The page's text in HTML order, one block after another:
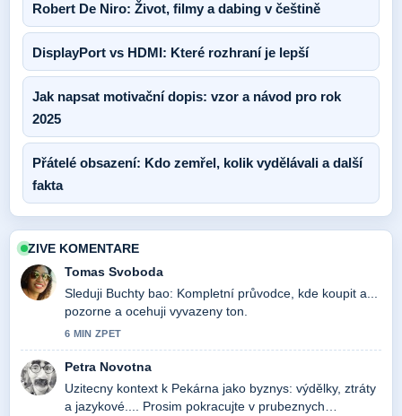
Robert De Niro: Život, filmy a dabing v češtině
DisplayPort vs HDMI: Které rozhraní je lepší
Jak napsat motivační dopis: vzor a návod pro rok
2025
Přátelé obsazení: Kdo zemřel, kolik vydělávali a další
fakta
ZIVE KOMENTARE
Tomas Svoboda
Sleduji Buchty bao: Kompletní průvodce, kde koupit a...
pozorne a ocehuji vyvazeny ton.
6 MIN ZPET
Petra Novotna
Uzitecny kontext k Pekárna jako byznys: výdělky, ztráty
a jazykové.... Prosim pokracujte v prubeznych